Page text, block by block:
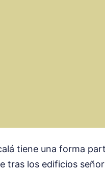
tiene una forma
tras los edificios